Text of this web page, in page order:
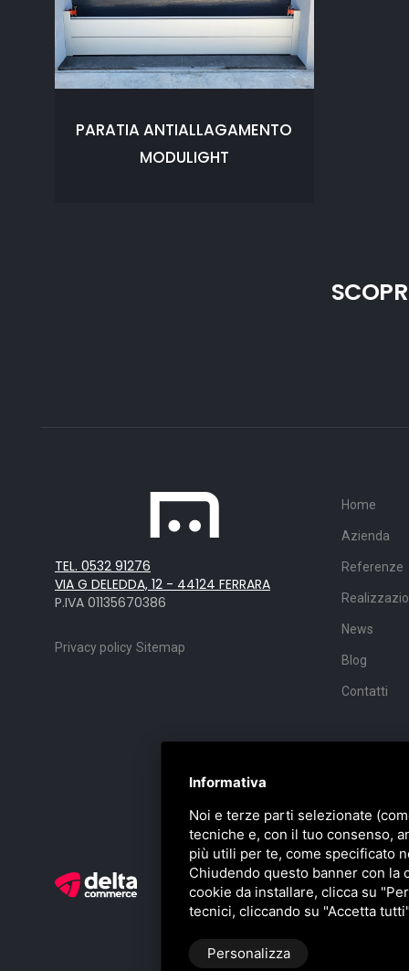
PARATIA ANTIALLAGAMENTO
MODULIGHT
TEL. 0532 91276
VIA G DELEDDA, 12 - 44124 FERRARA
P.IVA 01135670386
Privacy policy Sitemap
Home
Azienda
Referenze
News
Blog
Contatti
Informativa
Noi e terze parti selezionate
tecniche e, con il tuo consenso,
più utili per te, come specificato
Chiudendo questo banner con la
cookie da installare, clicca su
tecnici, cliccando su "Accetta
Personalizza